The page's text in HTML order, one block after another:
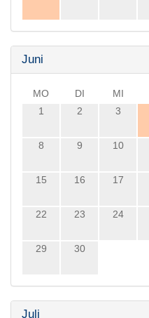
Juni
MO DI MI
1
2 3
8 9 10
15 16 17
22 23 24
29 30
Juli